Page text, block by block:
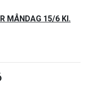
MÅNDAG 15/6 Kl.